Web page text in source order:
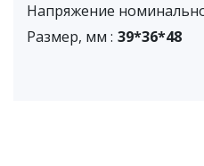
Напряжение
Размер, мм : 39*36*48